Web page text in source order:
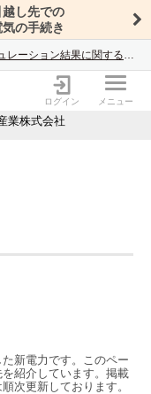
越し先での
気の手続き
中東情勢を受けた電気料金シミュレーション結果に関するご案内
エネチェンジ
ログイン メニュー
業株式会社
新電力です。このペー
紹介しています。掲載
次更新しております。